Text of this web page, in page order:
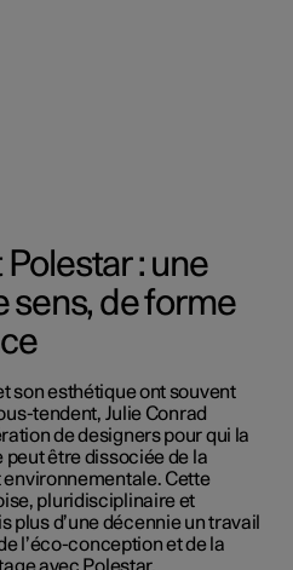
: une
sens, de forme
son esthétique ont souvent
tendent, Julie Conrad
de designers pour qui la
peut être dissociée de la
Cette
pluridisciplinaire et
plus d’une décennie un travail
l’éco-conception et de la